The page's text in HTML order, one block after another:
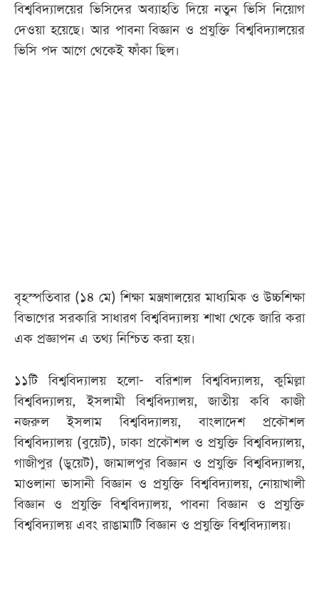
ছবি
বিশ্ববিদ্যালয়ের ভিসিদের অব্যাহতি দিয়ে নতুন ভিসি নিয়োগ
দেওয়া হয়েছে। আর পাবনা বিজ্ঞান ও প্রযুক্তি বিশ্ববিদ্যালয়ের
ভিসি পদ আগে থেকেই ফাঁকা ছিল।
বৃহস্পতিবার (১৪ মে) শিক্ষা মন্ত্রণালয়ের মাধ্যমিক ও উচ্চশিক্ষা
বিভাগের সরকারি সাধারণ বিশ্ববিদ্যালয় শাখা থেকে জারি করা
এক প্রজ্ঞাপন এ তথ্য নিশ্চিত করা হয়।
১১টি বিশ্ববিদ্যালয় হলো- বরিশাল বিশ্ববিদ্যালয়, কুমিল্লা
বিশ্ববিদ্যালয়, ইসলামী বিশ্ববিদ্যালয়, জাতীয় কবি কাজী
নজরুল ইসলাম বিশ্ববিদ্যালয়, বাংলাদেশ প্রকৌশল
বিশ্ববিদ্যালয় (বুয়েট), ঢাকা প্রকৌশল ও প্রযুক্তি বিশ্ববিদ্যালয়,
গাজীপুর (ডুয়েট), জামালপুর বিজ্ঞান ও প্রযুক্তি বিশ্ববিদ্যালয়,
মাওলানা ভাসানী বিজ্ঞান ও প্রযুক্তি বিশ্ববিদ্যালয়, নোয়াখালী
বিজ্ঞান ও প্রযুক্তি বিশ্ববিদ্যালয়, পাবনা বিজ্ঞান ও প্রযুক্তি
বিশ্ববিদ্যালয় এবং রাঙামাটি বিজ্ঞান ও প্রযুক্তি বিশ্ববিদ্যালয়।